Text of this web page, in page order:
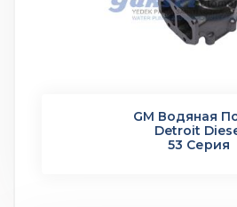
GM Водяная
Detroit
53 Серия